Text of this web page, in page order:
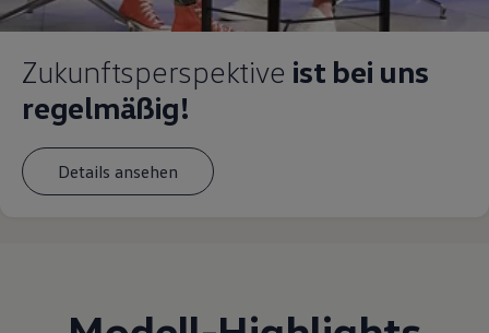
Zukunftsperspektive ist bei uns
regelmäßig!
Details ansehen